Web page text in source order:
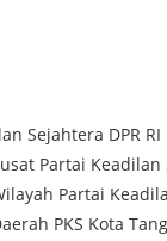
Sejahtera DPR RI
Partai Keadilan
Partai
PKS Kota